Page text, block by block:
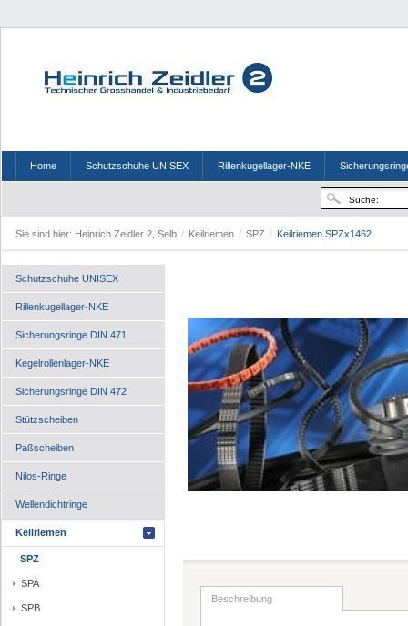
Home Schutzschuhe UNISEX Rillenkugellager-NKE
Sie sind hier: Heinrich Zeidler 2, Selb / Keilriemen / SPZ / Keilriemen SPZx1462
Schutzschuhe UNISEX
Rillenkugellager-NKE
Sicherungsringe DIN 471
Kegelrollenlager-NKE
Sicherungsringe DIN 472
Stützscheiben
Paßscheiben
Nilos-Ringe
Wellendichtringe
Keilriemen
SPZ
SPA
SPB
Beschreibung